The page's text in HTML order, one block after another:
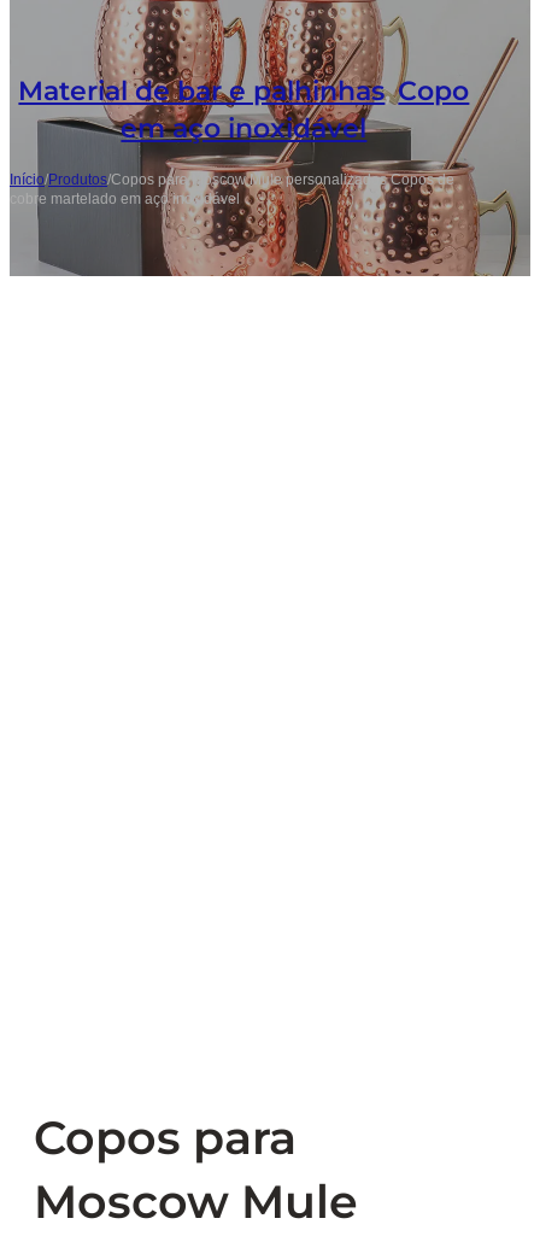
Material de bar e palhinhas,Copo
em aço inoxidável
Início/Produtos/Copos para Moscow Mule personalizados Copos de
cobre martelado em aço inoxidável
Copos para
Moscow Mule